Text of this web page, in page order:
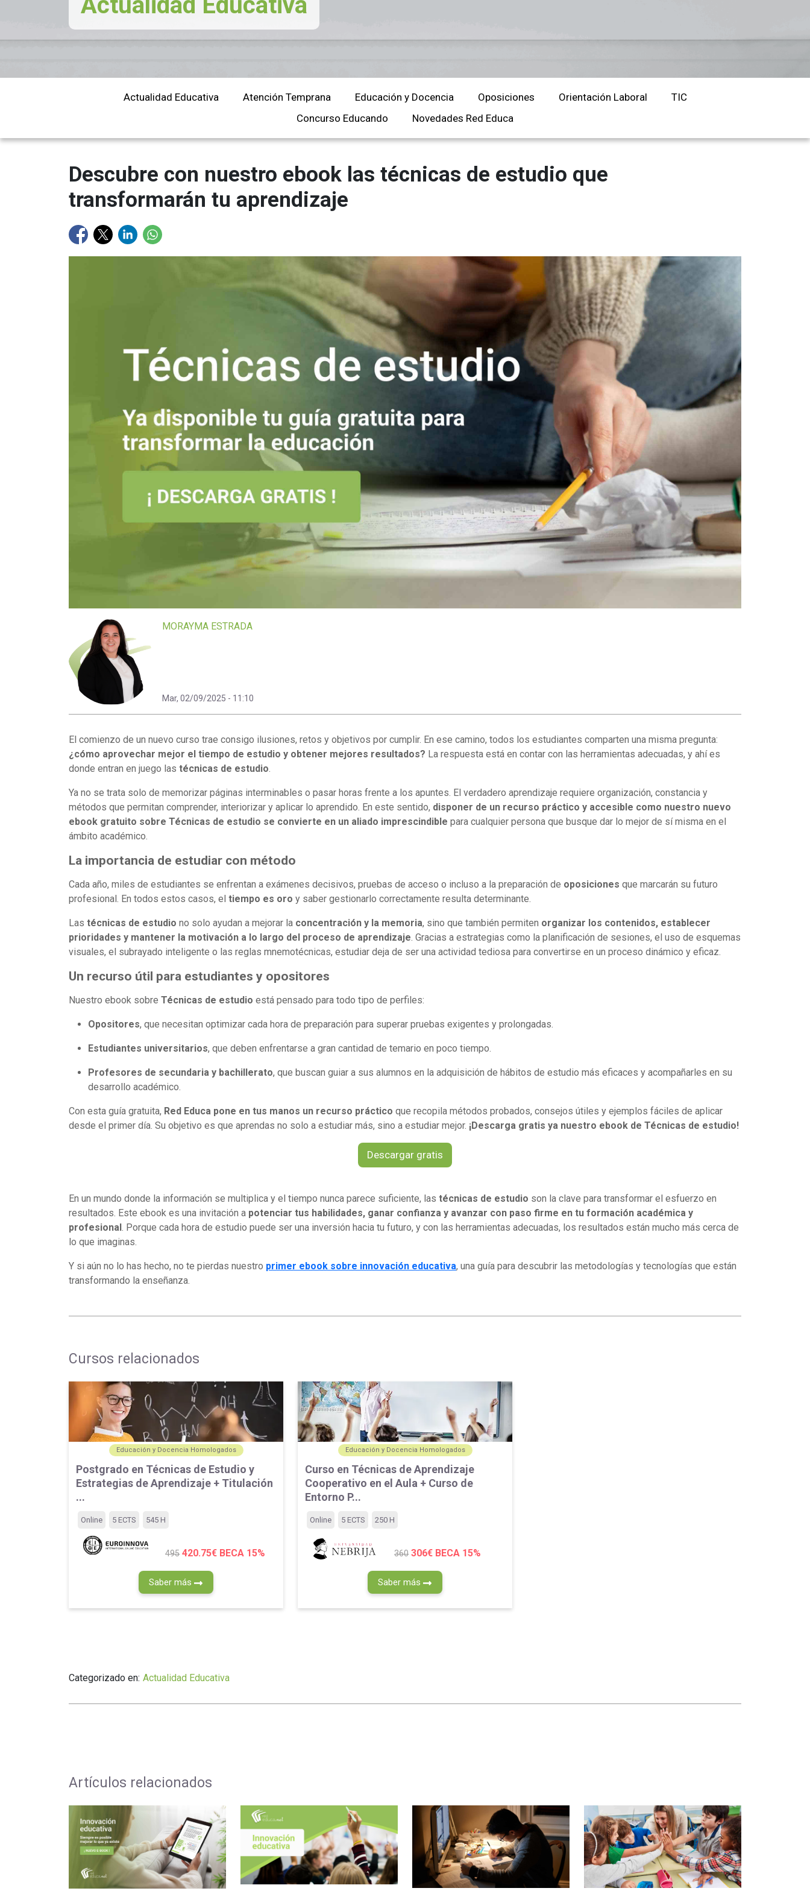
Másteres Oficiales
Masters Profesionales
Cursos para oposiciones
Actualidad Educativa Atención Temprana Educación y Docencia Oposiciones Orientación Laboral
TIC
Concurso Educando
Novedades Red Educa
Descubre con nuestro ebook las técnicas de estudio que
transformarán tu aprendizaje
MORAYMA ESTRADA
Mar, 02/09/2025 - 11:10
El comienzo de un nuevo curso trae consigo ilusiones, retos y objetivos por cumplir. En ese camino, todos los estudiantes comparten una misma pregunta:
¿cómo aprovechar mejor el tiempo de estudio y obtener mejores resultados? La respuesta está en contar con las herramientas adecuadas, y ahí es
donde entran en juego las técnicas de estudio.
Ya no se trata solo de memorizar páginas interminables o pasar horas frente a los apuntes. El verdadero aprendizaje requiere organización, constancia y
métodos que permitan comprender, interiorizar y aplicar lo aprendido. En este sentido, disponer de un recurso práctico y accesible como nuestro nuevo
ebook gratuito sobre Técnicas de estudio se convierte en un aliado imprescindible para cualquier persona que busque dar lo mejor de sí misma en el
ámbito académico.
La importancia de estudiar con método
Cada año, miles de estudiantes se enfrentan a exámenes decisivos, pruebas de acceso o incluso a la preparación de oposiciones que marcarán su futuro
profesional. En todos estos casos, el tiempo es oro y saber gestionarlo correctamente resulta determinante.
Las técnicas de estudio no solo ayudan a mejorar la concentración y la memoria, sino que también permiten organizar los contenidos, establecer
prioridades y mantener la motivación a lo largo del proceso de aprendizaje. Gracias a estrategias como la planificación de sesiones, el uso de esquemas
visuales, el subrayado inteligente o las reglas mnemotécnicas, estudiar deja de ser una actividad tediosa para convertirse en un proceso dinámico y eficaz.
Un recurso útil para estudiantes y opositores
Nuestro ebook sobre Técnicas de estudio está pensado para todo tipo de perfiles:
Opositores, que necesitan optimizar cada hora de preparación para superar pruebas exigentes y prolongadas.
Estudiantes universitarios, que deben enfrentarse a gran cantidad de temario en poco tiempo.
Profesores de secundaria y bachillerato, que buscan guiar a sus alumnos en la adquisición de hábitos de estudio más eficaces y acompañarles en su
desarrollo académico.
Con esta guía gratuita, Red Educa pone en tus manos un recurso práctico que recopila métodos probados, consejos útiles y ejemplos fáciles de aplicar
desde el primer día. Su objetivo es que aprendas no solo a estudiar más, sino a estudiar mejor. ¡Descarga gratis ya nuestro ebook de Técnicas de estudio!
Descargar gratis
En un mundo donde la información se multiplica y el tiempo nunca parece suficiente, las técnicas de estudio son la clave para transformar el esfuerzo en
resultados. Este ebook es una invitación a potenciar tus habilidades, ganar confianza y avanzar con paso firme en tu formación académica y
profesional . Porque cada hora de estudio puede ser una inversión hacia tu futuro, y con las herramientas adecuadas, los resultados están mucho más cerca de
lo que imaginas.
Y si aún no lo has hecho, no te pierdas nuestro primer ebook sobre innovación educativa, una guía para descubrir las metodologías y tecnologías que están
transformando la enseñanza.
Cursos relacionados
Educación y Docencia Homologados
Postgrado en Técnicas de Estudio y
Estrategias de Aprendizaje + Titulación
...
Online 5 ECTS 545 H
495 420.75€ BECA 15%
Saber más
Educación y Docencia Homologados
Curso en Técnicas de Aprendizaje
Cooperativo en el Aula + Curso de
Entorno P...
Online 5 ECTS 250 H
360 306€ BECA 15%
Saber más
Categorizado en: Actualidad Educativa
Artículos relacionados